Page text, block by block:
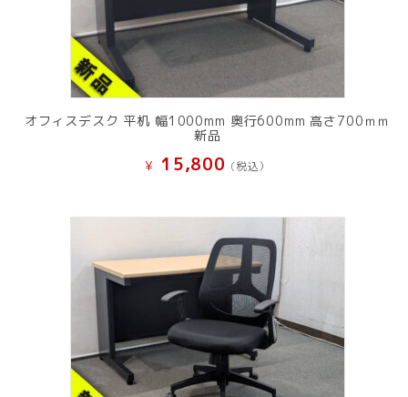
オフィスデスク 平机 幅1000mm 奥行600mm 高さ700ｍｍ
新品
¥ 15,800 (税込）